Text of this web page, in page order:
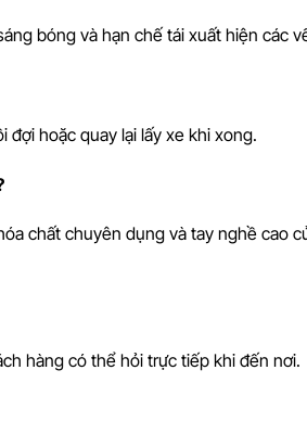
bóng và hạn chế tái xuất hiện các
đợi hoặc quay lại lấy xe khi xong.
chất chuyên dụng và tay nghề cao
hàng có thể hỏi trực tiếp khi đến nơi.